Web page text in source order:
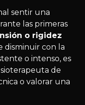
sentir una
las primeras
o rigidez
disminuir con la
o intenso, es
de
o valorar una